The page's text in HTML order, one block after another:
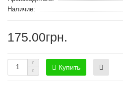
Наличие:
175.00грн.
Купить